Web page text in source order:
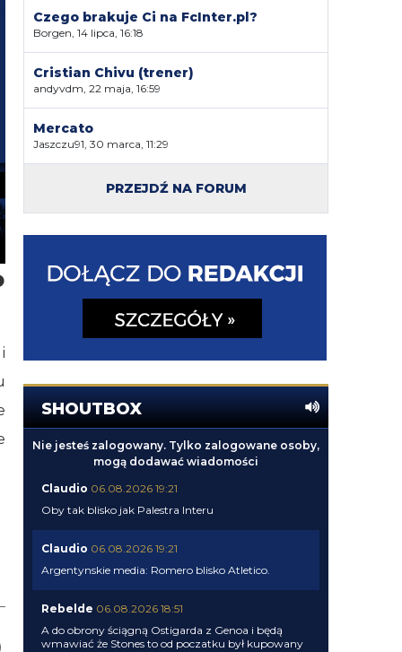
Czego brakuje Ci na FcInter.pl?
Borgen, 14 lipca, 16:18
Cristian Chivu (trener)
andyvdm, 22 maja, 16:59
Mercato
Jaszczu91, 30 marca, 11:29
PRZEJDŹ NA FORUM
SHOUTBOX
Nie jesteś zalogowany. Tylko zalogowane osoby,
mogą dodawać wiadomości
Claudio 06.08.2026 19:21
Oby tak blisko jak Palestra Interu
Claudio 06.08.2026 19:21
Argentynskie media: Romero blisko Atletico.
Rebelde 06.08.2026 18:51
A do obrony ściągną Ostigarda z Genoa i będą
wmawiać że Stones to od poczatku był kupowany